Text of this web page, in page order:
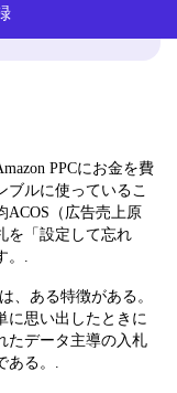
PPCにお金を費
ブルに使っているこ
ACOS（広告売上原
を「設定して忘れ
。.
、ある特徴がある。
に思い出したときに
たデータ主導の入札
ある。.